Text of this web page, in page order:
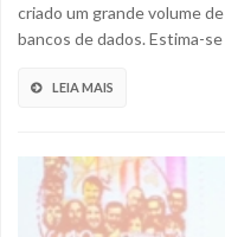
criado um grande volume
bancos de dados. Estima-
LEIA MAIS